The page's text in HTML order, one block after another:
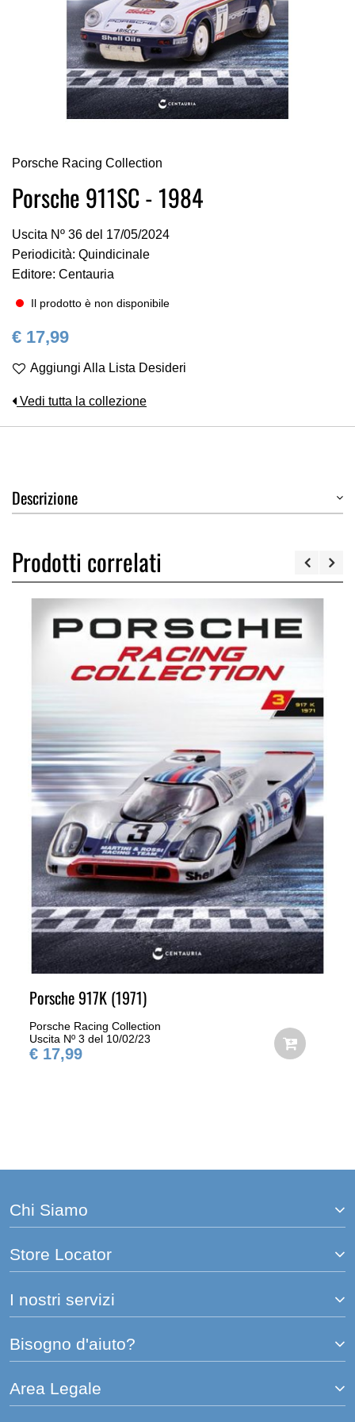
all'inizio
della
galleria
immagini
Porsche Racing Collection
Porsche 911SC - 1984
Uscita Nº 36 del 17/05/2024
Periodicità: Quindicinale
Editore: Centauria
Il prodotto è non disponibile
€ 17,99
Aggiungi Alla Lista Desideri
Vedi tutta la collezione
Descrizione
Prodotti correlati
Porsche 917K (1971)
Porsche Racing Collection
Uscita Nº 3 del 10/02/23
€ 17,99
Chi Siamo
Store Locator
I nostri servizi
Bisogno d'aiuto?
Area Legale